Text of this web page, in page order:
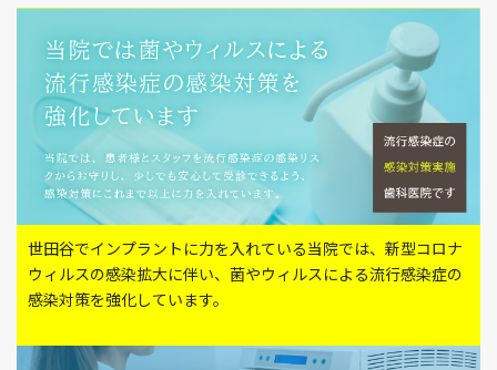
世田谷でインプラントに力を入れている当院では、新型コロナ
ウィルスの感染拡大に伴い、菌やウィルスによる流行感染症の
感染対策を強化しています。